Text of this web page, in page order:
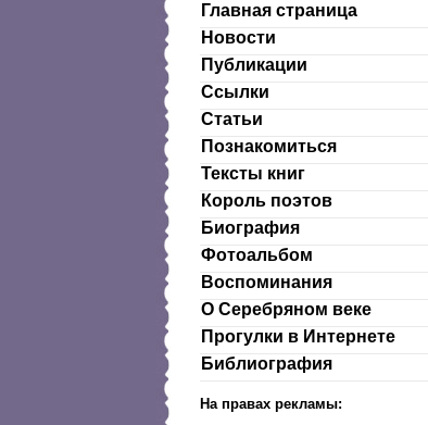
Главная страница
Новости
Публикации
Ссылки
Статьи
Познакомиться
Тексты книг
Король поэтов
Биография
Фотоальбом
Воспоминания
О Серебряном веке
Прогулки в Интернете
Библиография
На правах рекламы: